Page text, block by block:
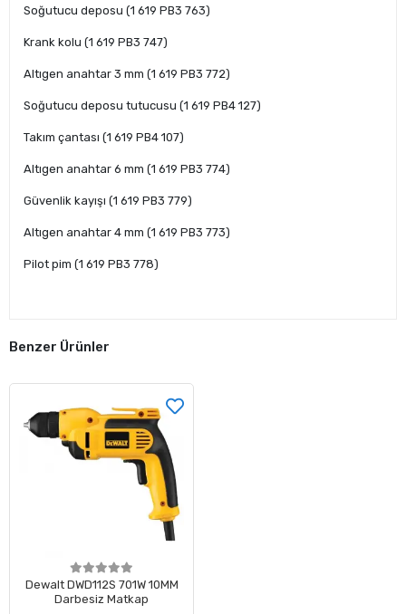
Soğutucu deposu (1 619 PB3 763)
Krank kolu (1 619 PB3 747)
Altıgen anahtar 3 mm (1 619 PB3 772)
Soğutucu deposu tutucusu (1 619 PB4 127)
Takım çantası (1 619 PB4 107)
Altıgen anahtar 6 mm (1 619 PB3 774)
Güvenlik kayışı (1 619 PB3 779)
Altıgen anahtar 4 mm (1 619 PB3 773)
Pilot pim (1 619 PB3 778)
Benzer Ürünler
Dewalt DWD112S 701W 10MM
Darbesiz Matkap